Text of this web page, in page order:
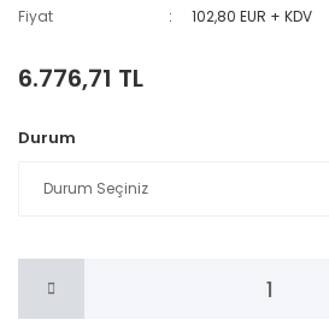
Fiyat
102,80 EUR + KDV
6.776,71 TL
Durum